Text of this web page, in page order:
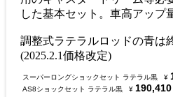
した基本セット。車高アップ
調整式ラテラルロッドの青は
(2025.2.1価格改定)
スーパーロングショックセット ラテラル黒 ¥
AS8ショックセット ラテラル黒
¥ 190,410